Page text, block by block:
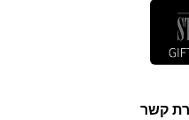
קשר